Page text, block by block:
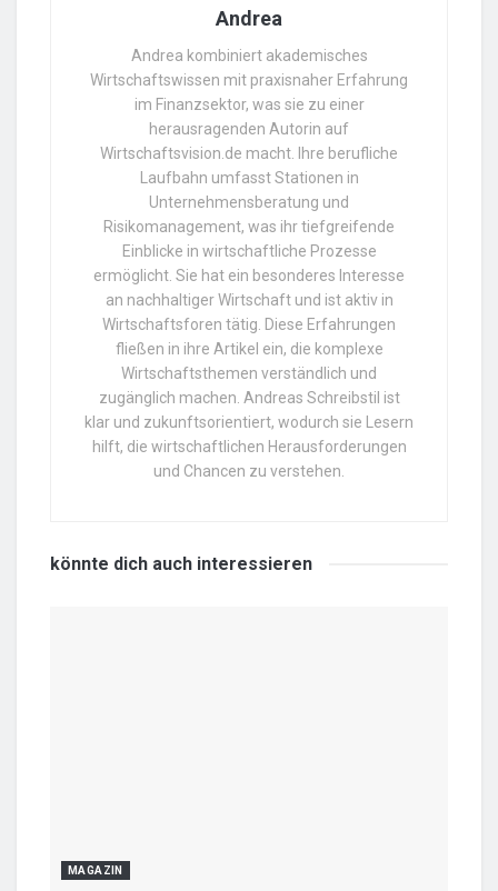
Andrea
Andrea kombiniert akademisches
Wirtschaftswissen mit praxisnaher Erfahrung
im Finanzsektor, was sie zu einer
herausragenden Autorin auf
Wirtschaftsvision.de macht. Ihre berufliche
Laufbahn umfasst Stationen in
Unternehmensberatung und
Risikomanagement, was ihr tiefgreifende
Einblicke in wirtschaftliche Prozesse
ermöglicht. Sie hat ein besonderes Interesse
an nachhaltiger Wirtschaft und ist aktiv in
Wirtschaftsforen tätig. Diese Erfahrungen
fließen in ihre Artikel ein, die komplexe
Wirtschaftsthemen verständlich und
zugänglich machen. Andreas Schreibstil ist
klar und zukunftsorientiert, wodurch sie Lesern
hilft, die wirtschaftlichen Herausforderungen
und Chancen zu verstehen.
könnte dich auch interessieren
MAGAZIN